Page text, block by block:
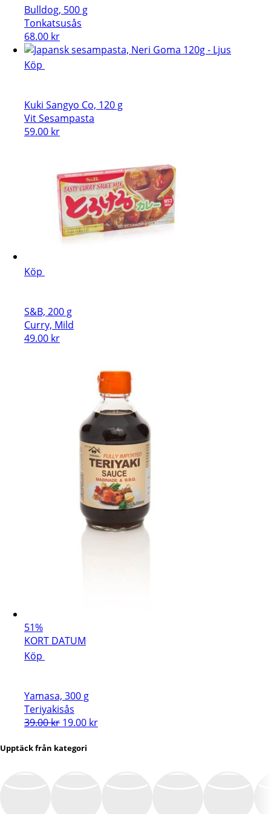
Bulldog, 500 g
Tonkatsusås
68.00 kr
Köp
Kuki Sangyo Co, 120 g
Vit Sesampasta
59.00 kr
Köp
S&B, 200 g
Curry, Mild
49.00 kr
51%
KORT DATUM
Köp
Yamasa, 300 g
Teriyakisås
39.00kr Det
priset
19.00 krDet
Upptäck från kategori